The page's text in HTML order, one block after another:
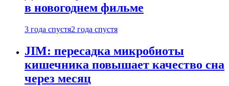
в новогоднем фильме
3 года спустя2 года спустя
JIM: пересадка микробиоты
кишечника повышает качество сна
через месяц